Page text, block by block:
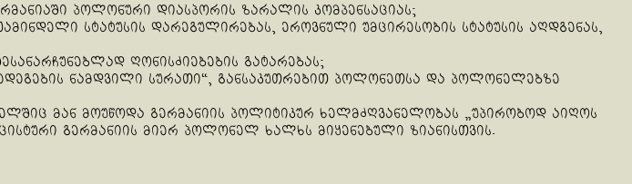
პოლონური დიასპორის ზარალის კომპენსაციას;
სტატუსის დარეგულირებას, ეროვნული უმცირესობის სტატუსის აღდგენას,
ღონისძიებების გატარებას;
ნამდვილი სურათი“, განსაკუთრებით პოლონეთსა და პოლონელებზე
მან მოუწოდა გერმანიის პოლიტიკურ ხელმძღვანელობას „უპირობოდ აიღოს
გერმანიის მიერ პოლონელ ხალხს მიყენებული ზიანისთვის.